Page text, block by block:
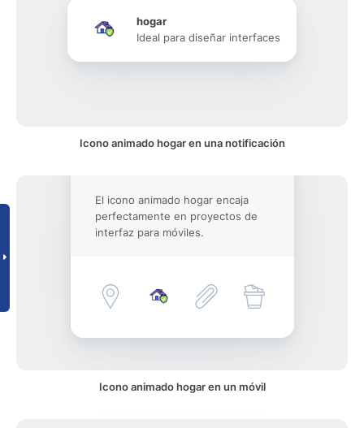
hogar
Ideal para diseñar interfaces
Icono animado hogar en una notificación
El icono animado hogar encaja
perfectamente en proyectos de
interfaz para móviles.
Icono animado hogar en un móvil